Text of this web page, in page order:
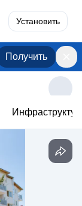
Установить
Получить